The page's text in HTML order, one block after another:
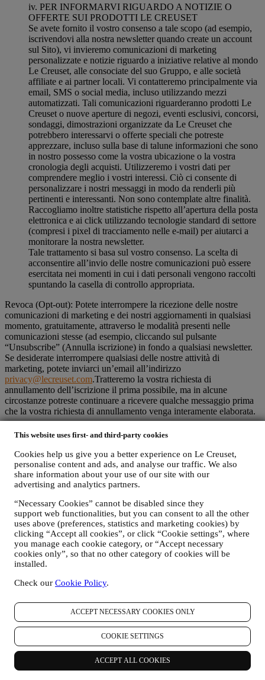
This website uses first- and third-party cookies
Cookies help us give you a better experience on Le Creuset,
personalise content and ads, and analyse our traffic. We also
share information about your use of our site with our
advertising and analytics partners.
“Necessary Cookies” cannot be disabled since they
support web functionalities, but you can consent to all the other
uses above (preferences, statistics and marketing cookies) by
clicking “Accept all cookies”, or click “Cookie settings”, where
you manage each cookie category, or “Accept necessary
cookies only”, so that no other category of cookies will be
installed.
Check our Cookie Policy.
ACCEPT NECESSARY COOKIES ONLY
COOKIE SETTINGS
ACCEPT ALL COOKIES
iv. PER INFORMARVI RIGUARDO A NOTIZIE O
OFFERTE SUI PRODOTTI LE CREUSET
Se avete fornito il vostro consenso a tale scopo (ad esempio,
iscrivendovi alla nostra newsletter quando create un account
sul Sito), vi invieremo comunicazioni di marketing
personalizzate e notizie riguardo a iniziative relative al mondo
Le Creuset, alle consociate del suo Gruppo, e alle società
affiliate e ai partner locali. Vi contatteremo principalmente via
email, SMS o social media, incluso utilizzando mezzi
automatizzati. Tali comunicazioni riguarderanno prodotti Le
Creuset o nuove aperture di negozi, eventi esclusivi, concorsi,
sondaggi, dimostrazioni organizzate da Le Creuset che
potrebbero interessarvi o offerte speciali che potreste
apprezzare, incluso sulla base di talune informazioni che sono
in nostro possesso come la vostra ubicazione o la vostra
cronologia degli acquisti. Utilizzeremo i vostri dati per
comprendere meglio i vostri interessi. Ciò ci consente di
personalizzare i nostri messaggi in modo da renderli più
pertinenti e interessanti. Non sono contemplate altre finalità.
Raccogliamo inoltre statistiche rispetto all’apertura della posta
elettronica e ai click utilizzando tecnologie standard di settore
(compresi i pixel di tracciamento nelle e-mail) per aiutarci a
monitorare la nostra newsletter.
Tale trattamento si basa sul vostro consenso. La scelta di
acconsentire all’invio delle nostre comunicazioni può essere
esercitata nei momenti in cui i dati personali vengono raccolti
spuntando la casella di controllo appropriata.
Revoca (Opt-out): Potete interrompere la ricezione delle nostre
comunicazioni di marketing e dei nostri aggiornamenti in qualsiasi
momento, gratuitamente, attraverso le modalità presenti nelle
comunicazioni stesse (ad esempio, cliccando sul pulsante
“Unsubscribe” (Annulla iscrizione) in fondo a qualsiasi newsletter.
Se desiderate interrompere qualsiasi delle nostre attività di
marketing, potete inviarci un’email all’indirizzo
privacy@lecreuset.com.Tratteremo la vostra richiesta di
annullamento dell’iscrizione il prima possibile, ma in alcune
circostanze potreste continuare a ricevere qualche messaggio prima
che la vostra richiesta di annullamento venga interamente elaborata.
Non trasmettiamo o vendiamo i vostri dati di contatto e altri dati
personali ad altre società per i loro scopi di marketing.
v. RINVIARE PUBBLICITÀ MIRATA/PERSONALIZZARE LE
CONSUMATORE
È nostra intenzione utilizzare i vostri dati per adattare i nostri servizi
e le nostre offerte alle vostre esigenze e preferenze allo scopo di
fornirvi un’esperienza consumatore Le Creuset personalizzata.
Svolgere questa attività analizzando le vostre abitudini o interessi, ad
esempio, in relazione ai prodotti più visti, la vostra interazione con
noi sui social media, quali pagine del nostro sito visitate, quali
contenuti delle nostre offerte leggete, ecc. A tal fine ci serviremo
principalmente di cookie e tecnologie simili (compresi i pixel di
tracciamento nelle e-mail), anche in combinazione con i vostri dati e
le vostre preferenze raccolte una volta che vi siete iscritti alle nostre
comunicazioni di marketing personalizzate. Utilizzeremo tali
informazioni per gestire la nostra pubblicità su altri siti, concedere
l’accesso a contenuti specifici, personalizzare i contenuti o le offerte
che visualizzate sul Sito o, se avete acconsentito a ricevere le nostre
comunicazioni di marketing, per inviarvi messaggi pertinenti che